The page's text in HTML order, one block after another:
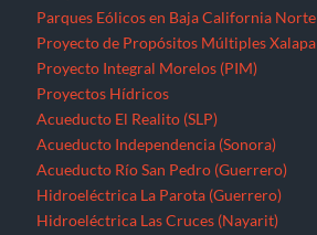
Parques Eólicos en Baja California Norte
Proyecto de Propósitos Múltiples Xalapa
Proyecto Integral Morelos (PIM)
Proyectos Hídricos
Acueducto El Realito (SLP)
Acueducto Independencia (Sonora)
Acueducto Río San Pedro (Guerrero)
Hidroeléctrica La Parota (Guerrero)
Hidroeléctrica Las Cruces (Nayarit)